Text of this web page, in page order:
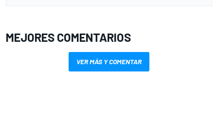
MEJORES COMENTARIOS
VER MÁS Y COMENTAR